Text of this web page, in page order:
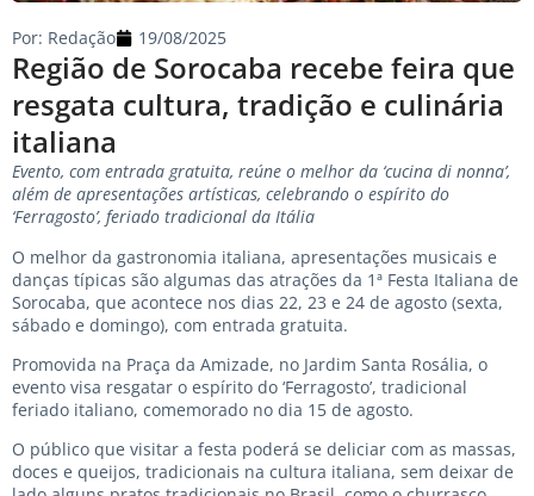
Região de Sorocaba recebe feira que
resgata cultura, tradição e culinária
italiana
Por: Redação 19/08/2025
Evento, com entrada gratuita, reúne o melhor da ‘cucina di nonna’,
além de apresentações artísticas, celebrando o espírito do
‘Ferragosto’, feriado tradicional da Itália
O melhor da gastronomia italiana, apresentações musicais e
danças típicas são algumas das atrações da 1ª Festa Italiana de
Sorocaba, que acontece nos dias 22, 23 e 24 de agosto (sexta,
sábado e domingo), com entrada gratuita.
Promovida na Praça da Amizade, no Jardim Santa Rosália, o
evento visa resgatar o espírito do ‘Ferragosto’, tradicional
feriado italiano, comemorado no dia 15 de agosto.
O público que visitar a festa poderá se deliciar com as massas,
doces e queijos, tradicionais na cultura italiana, sem deixar de